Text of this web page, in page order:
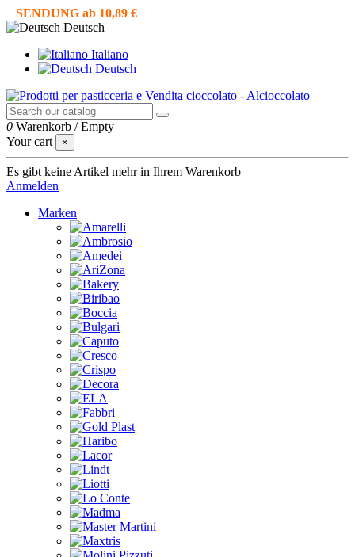
SENDUNG ab 10,89 €
Deutsch
Italiano
Deutsch
0 Warenkorb /Empty
Your cart
×
Es gibt keine Artikel mehr in Ihrem Warenkorb
Anmelden
Marken